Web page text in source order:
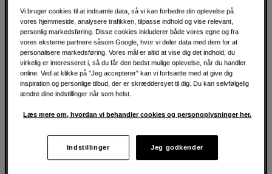
SPAR 48 KR
Elegant flettet nylonkabel til nem tilslutning til
pladespillere og DJ-mixere
teenage engineering field textile cable 3.5 to 2 x RCA,
Vi bruger cookies til at indsamle data, så vi kan forbedre din oplevelse på
vores hjemmeside, analysere trafikken, tilpasse indhold og vise relevant,
personlig markedsføring. Disse cookies inkluderer både vores egne og fra
vores eksterne partnere såsom Google, hvor vi deler data med dem for at
personalisere markedsføring. Vores mål er altid at vise dig det indhold, du
virkelig er interesseret i, så du får den bedst mulige oplevelse, når du handler
online. Ved at klikke på "Jeg accepterer" kan vi fortsætte med at give dig
inspiration og personlige tilbud, der er skræddersyet til dig. Du kan selvfølgelig
ændre dine indstillinger når som helst.
Læs mere om, hvordan vi behandler cookies og personoplysninger her.
Indstillinger Jeg godkender